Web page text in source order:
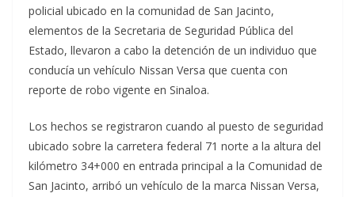
policial ubicado en la comunidad de San Jacinto,
elementos de la Secretaria de Seguridad Pública del
Estado, llevaron a cabo la detención de un individuo que
conducía un vehículo Nissan Versa que cuenta con
reporte de robo vigente en Sinaloa.
Los hechos se registraron cuando al puesto de seguridad
ubicado sobre la carretera federal 71 norte a la altura del
kilómetro 34+000 en entrada principal a la Comunidad de
San Jacinto, arribó un vehículo de la marca Nissan Versa,